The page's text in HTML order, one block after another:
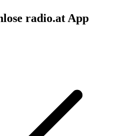
radio.at App